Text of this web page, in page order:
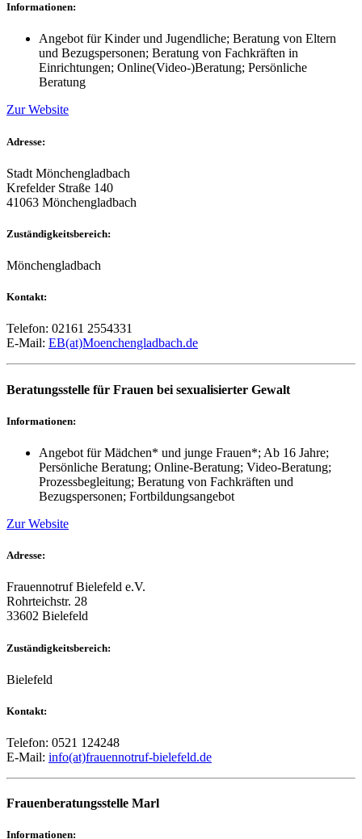
Informationen:
Angebot für Kinder und Jugendliche; Beratung von Eltern
und Bezugspersonen; Beratung von Fachkräften in
Einrichtungen; Online(Video-)Beratung; Persönliche
Beratung
Zur Website
Adresse:
Stadt Mönchengladbach
Krefelder Straße 140
41063 Mönchengladbach
Zuständigkeitsbereich:
Mönchengladbach
Kontakt:
Telefon: 02161 2554331
E-Mail: EB(at)Moenchengladbach.de
Beratungsstelle für Frauen bei sexualisierter Gewalt
Informationen:
Angebot für Mädchen* und junge Frauen*; Ab 16 Jahre;
Persönliche Beratung; Online-Beratung; Video-Beratung;
Prozessbegleitung; Beratung von Fachkräften und
Bezugspersonen; Fortbildungsangebot
Zur Website
Adresse:
Frauennotruf Bielefeld e.V.
Rohrteichstr. 28
33602 Bielefeld
Zuständigkeitsbereich:
Bielefeld
Kontakt:
Telefon: 0521 124248
E-Mail: info(at)frauennotruf-bielefeld.de
Frauenberatungsstelle Marl
Informationen: